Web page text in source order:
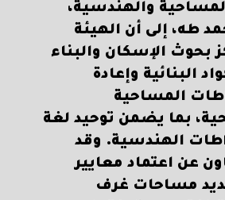
والهندسية،
طه، إلى أن الهيئة
بحوث الإسكان والبناء
البنائية وإعادة
المساحية
بما يضمن توحيد لغة
الهندسية. وقد
عن اعتماد معايير
مساحات غرف